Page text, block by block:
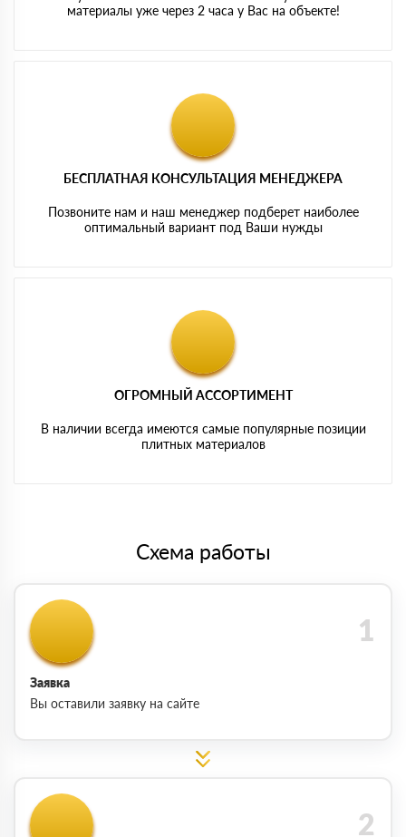
материалы уже через 2 часа у Вас на объекте!
БЕСПЛАТНАЯ КОНСУЛЬТАЦИЯ МЕНЕДЖЕРА
Позвоните нам и наш менеджер подберет наиболее
оптимальный вариант под Ваши нужды
ОГРОМНЫЙ АССОРТИМЕНТ
В наличии всегда имеются самые популярные позиции
плитных материалов
Схема работы
Заявка
Вы оставили заявку на сайте